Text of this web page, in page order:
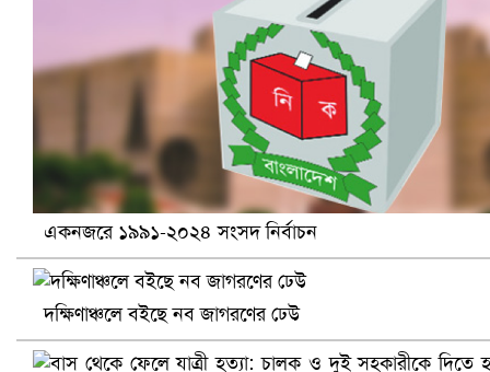
নানা সংকটে রিক্রুটিং এজেন্সি, হুমকির মুখে শ্রম রপ্তানি
খুলনায় বিএনপি অফিসে গুলি-বোমা হামলা, নিহত ১
একনজরে ১৯৯১-২০২৪ সংসদ নির্বাচন
দক্ষিণাঞ্চলে বইছে নব জাগরণের ঢেউ